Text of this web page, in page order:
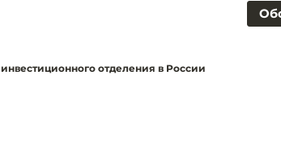
отделения в России